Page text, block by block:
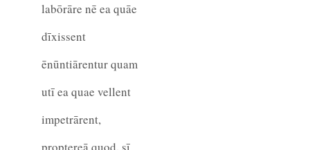
labōrāre nē ea quāe
dīxissent
ēnūntiārentur quam
utī ea quae vellent
impetrārent,